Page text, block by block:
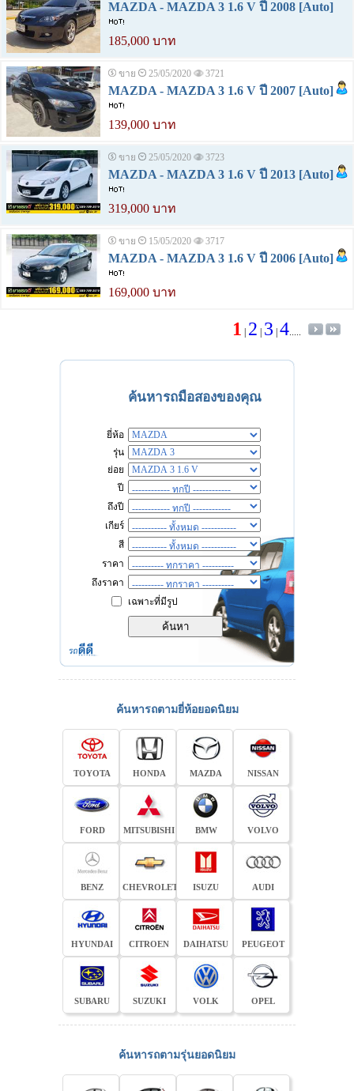
MAZDA - MAZDA 3 1.6 V ปี 2008 [Auto]
185,000 บาท
ขาย 25/05/2020 3721
MAZDA - MAZDA 3 1.6 V ปี 2007 [Auto]
139,000 บาท
ขาย 25/05/2020 3723
MAZDA - MAZDA 3 1.6 V ปี 2013 [Auto]
319,000 บาท
ขาย 15/05/2020 3717
MAZDA - MAZDA 3 1.6 V ปี 2006 [Auto]
169,000 บาท
1 2 3 4.....
ค้นหารถมือสองของคุณ
ยี่ห้อ
รุ่น
ย่อย
ปี
ถึงปี
เกียร์
สี
ราคา
ถึงราคา
เฉพาะที่มีรูป
ค้นหารถตามยี่ห้อยอดนิยม
TOYOTA HONDA MAZDA NISSAN
FORD MITSUBISHI BMW VOLVO
BENZ CHEVROLET ISUZU AUDI
HYUNDAI CITROEN DAIHATSU PEUGEOT
SUBARU SUZUKI VOLK OPEL
ค้นหารถตามรุ่นยอดนิยม